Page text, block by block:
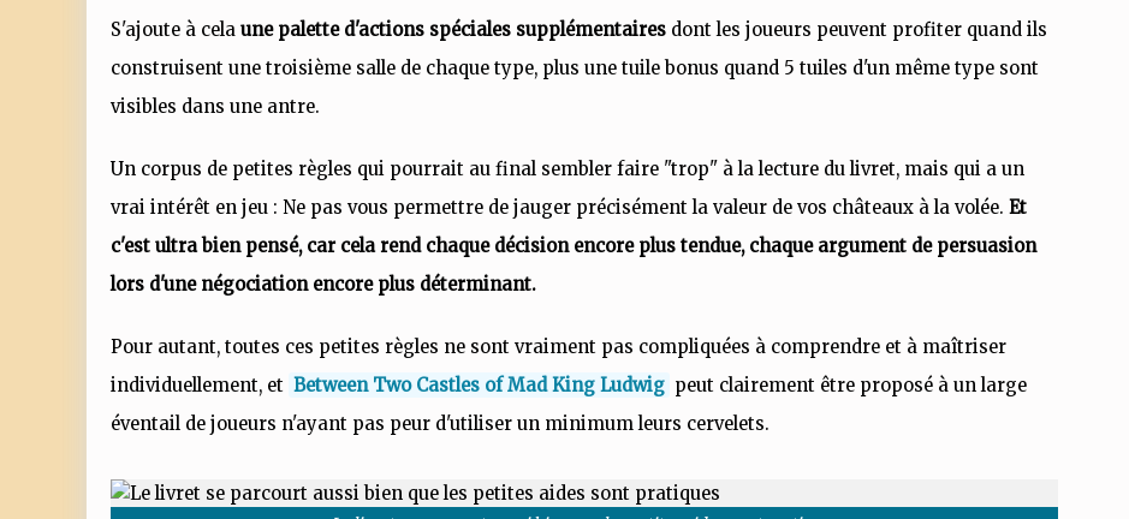
S'ajoute à cela une palette d'actions spéciales supplémentaires dont les joueurs peuvent profiter quand ils
construisent une troisième salle de chaque type, plus une tuile bonus quand 5 tuiles d'un même type sont
visibles dans une antre.
Un corpus de petites règles qui pourrait au final sembler faire "trop" à la lecture du livret, mais qui a un
vrai intérêt en jeu : Ne pas vous permettre de jauger précisément la valeur de vos châteaux à la volée. Et
c'est ultra bien pensé, car cela rend chaque décision encore plus tendue, chaque argument de persuasion
lors d'une négociation encore plus déterminant.
Pour autant, toutes ces petites règles ne sont vraiment pas compliquées à comprendre et à maîtriser
individuellement, et Between Two Castles of Mad King Ludwig peut clairement être proposé à un large
éventail de joueurs n'ayant pas peur d'utiliser un minimum leurs cervelets.